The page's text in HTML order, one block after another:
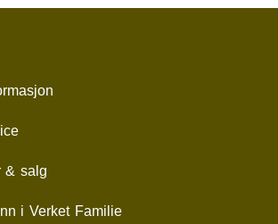
& salg
i Verket Familie